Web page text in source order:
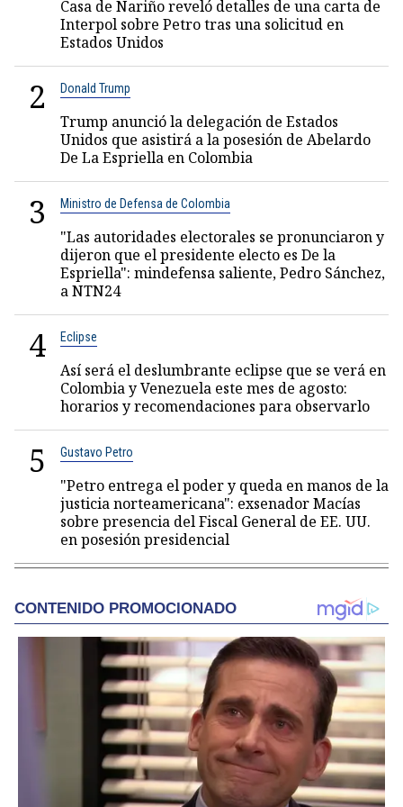
Casa de Nariño reveló detalles de una carta de
Interpol sobre Petro tras una solicitud en
Estados Unidos
2 Donald Trump
Trump anunció la delegación de Estados
Unidos que asistirá a la posesión de Abelardo
De La Espriella en Colombia
3 Ministro de Defensa de Colombia
"Las autoridades electorales se pronunciaron y
dijeron que el presidente electo es De la
Espriella": mindefensa saliente, Pedro Sánchez,
a NTN24
4 Eclipse
Así será el deslumbrante eclipse que se verá en
Colombia y Venezuela este mes de agosto:
horarios y recomendaciones para observarlo
5 Gustavo Petro
"Petro entrega el poder y queda en manos de la
justicia norteamericana": exsenador Macías
sobre presencia del Fiscal General de EE. UU.
en posesión presidencial